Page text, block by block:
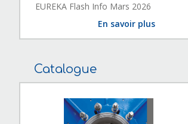
EUREKA Flash Info Mars 2026
En savoir plus
Catalogue